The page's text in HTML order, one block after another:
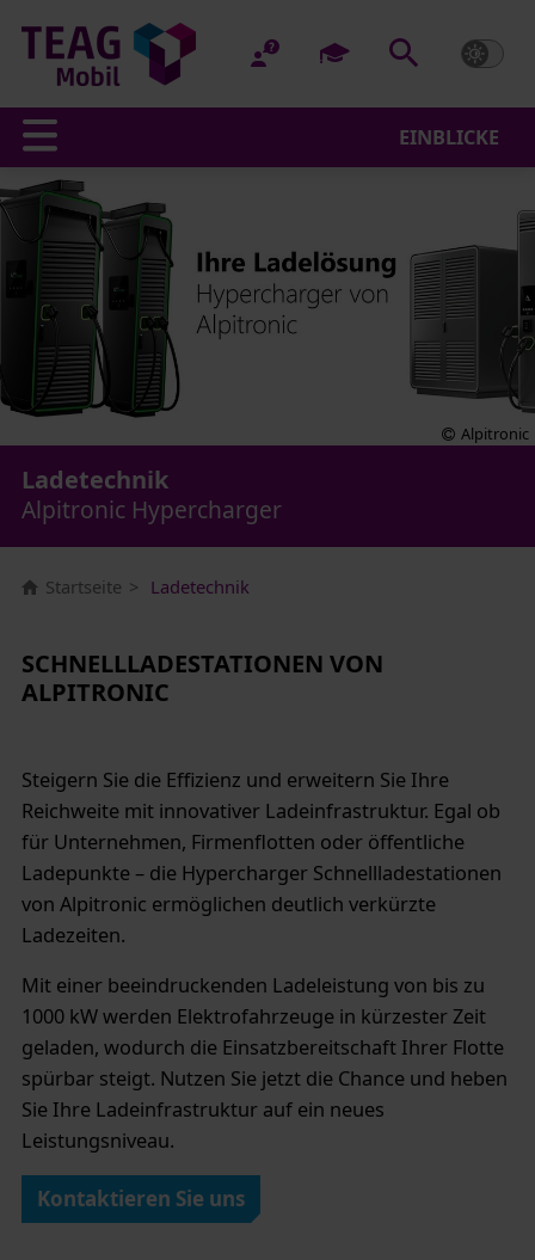
EINBLICKE
Alpitronic
Ladetechnik
Alpitronic Hypercharger
Startseite Ladetechnik
SCHNELLLADESTATIONEN VON
ALPITRONIC
Steigern Sie die Effizienz und erweitern Sie Ihre
Reichweite mit innovativer Ladeinfrastruktur. Egal ob
für Unternehmen, Firmenflotten oder öffentliche
Ladepunkte – die Hypercharger Schnellladestationen
von Alpitronic ermöglichen deutlich verkürzte
Ladezeiten.
Mit einer beeindruckenden Ladeleistung von bis zu
1000 kW werden Elektrofahrzeuge in kürzester Zeit
geladen, wodurch die Einsatzbereitschaft Ihrer Flotte
spürbar steigt. Nutzen Sie jetzt die Chance und heben
Sie Ihre Ladeinfrastruktur auf ein neues
Leistungsniveau.
Kontaktieren Sie uns